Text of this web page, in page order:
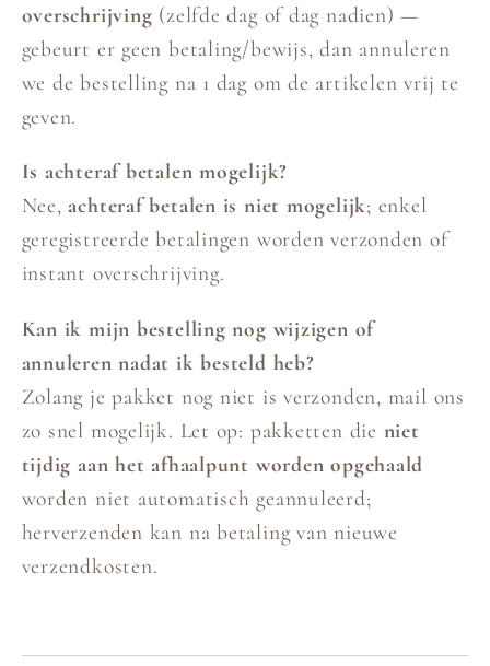
overschrijving (zelfde dag of dag nadien) —
gebeurt er geen betaling/bewijs, dan annuleren
we de bestelling na 1 dag om de artikelen vrij te
geven.
Is achteraf betalen mogelijk?
Nee, achteraf betalen is niet mogelijk; enkel
geregistreerde betalingen worden verzonden of
instant overschrijving.
Kan ik mijn bestelling nog wijzigen of
annuleren nadat ik besteld heb?
Zolang je pakket nog niet is verzonden, mail ons
zo snel mogelijk. Let op: pakketten die niet
tijdig aan het afhaalpunt worden opgehaald
worden niet automatisch geannuleerd;
herverzenden kan na betaling van nieuwe
verzendkosten.